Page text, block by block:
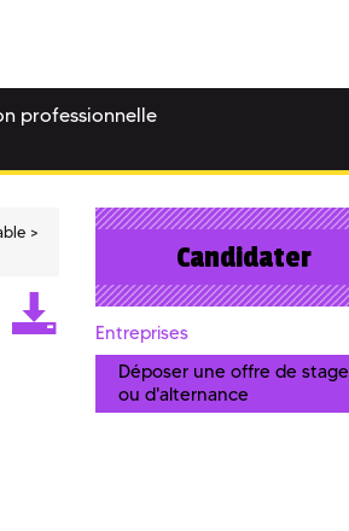
professionnelle
Candidater
Entreprises
Déposer une offre de stage
ou d'alternance